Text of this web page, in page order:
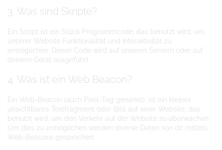
3. Was sind Skripte?
Ein Script ist ein Stück Programmcode, das benutzt wird, um
unserer Website Funktionalität und Interaktivität zu
ermöglichen. Dieser Code wird auf unseren Servern oder auf
deinem Gerät ausgeführt.
4. Was ist ein Web Beacon?
Ein Web-Beacon (auch Pixel-Tag genannt), ist ein kleines
unsichtbares Textfragment oder Bild auf einer Website, das
benutzt wird, um den Verkehr auf der Website zu überwachen.
Um dies zu ermöglichen werden diverse Daten von dir mittels
Web-Beacons gespeichert.